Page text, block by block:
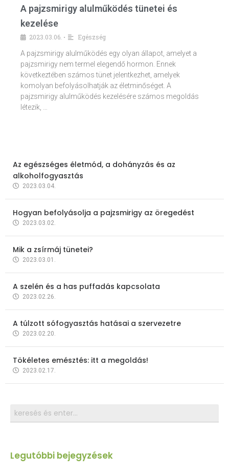
A pajzsmirigy alulműködés tünetei és
kezelése
2023.03.06. •
Egészség
A pajzsmirigy alulműködés egy olyan állapot, amelyet a
pajzsmirigy nem termel elegendő hormon. Ennek
következtében számos tünet jelentkezhet, amelyek
komolyan befolyásolhatják az életminőséget. A
pajzsmirigy alulműködés kezelésére számos megoldás
létezik, …
Az egészséges életmód, a dohányzás és az
alkoholfogyasztás
2023.03.04.
Hogyan befolyásolja a pajzsmirigy az öregedést
2023.03.02.
Mik a zsírmáj tünetei?
2023.03.01.
A szelén és a has puffadás kapcsolata
2023.02.26.
A túlzott sófogyasztás hatásai a szervezetre
2023.02.20.
Tökéletes emésztés: itt a megoldás!
2023.02.17.
Legutóbbi bejegyzések